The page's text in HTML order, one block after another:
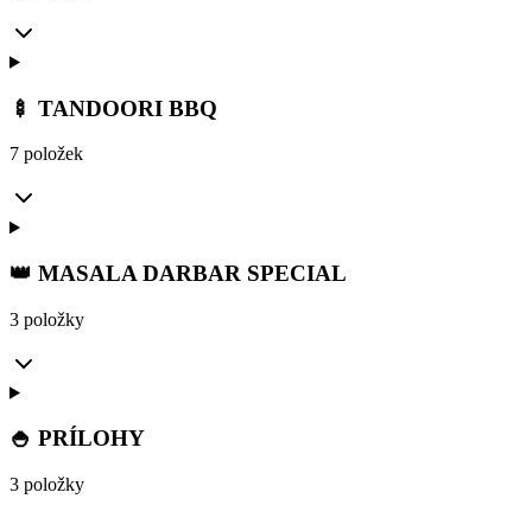
🍢 TANDOORI BBQ
7 položek
👑 MASALA DARBAR SPECIAL
3 položky
🍚 PRÍLOHY
3 položky